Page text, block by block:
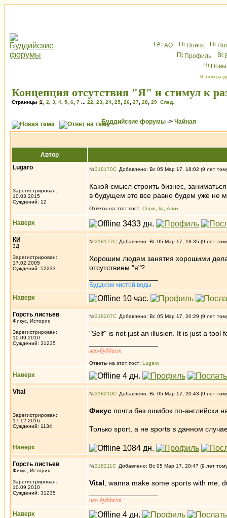
FAQ Поиск
Профиль
В этом
Концепция отсутствия "Я" и стимул к
Страницы 1 2 3 4 5 6 7 22 23 24 25 26 27 28 29 След.
Буддийские форумы -> Чайная
Автор
Lugaro
Зарегистрирован:
10.03.2015
Суждений: 12
№318170 Добавлено: Вс 05 Мар 17, 18:02 (9 лет
Какой смысл строить бизнес,
в будущем это все равно будем уже не
Ответы на этот пост: Серж lia Алик
Наверх
КИ
3Д
Зарегистрирован:
17.02.2005
Суждений: 52233
№318177 Добавлено: Вс 05 Мар 17, 18:35 (9 лет
Хорошим людям занятия хорошими
отсутствием "я"?
Буддизм чистой воды
Наверх
Горсть листьев
Фикус, Историк
Зарегистрирован:
10.09.2010
Суждений: 31235
№318207 Добавлено: Вс 05 Мар 17, 20:29 (9 лет
"Self" is not just an illusion. It is just a tool
нео-буддист
Ответы на этот пост: Lugaro
Наверх
Vital
Зарегистрирован:
17.12.2016
Суждений: 1134
№318210 Добавлено: Вс 05 Мар 17, 20:43 (9 лет
Фикус почти без ошибок по-английски
Только sport, а не sports в данном
Наверх
Горсть листьев
Фикус, Историк
Зарегистрирован:
10.09.2010
Суждений: 31235
№318211 Добавлено: Вс 05 Мар 17, 20:47 (9 лет
Vital , wanna make some sports with me,
нео-буддист
Наверх